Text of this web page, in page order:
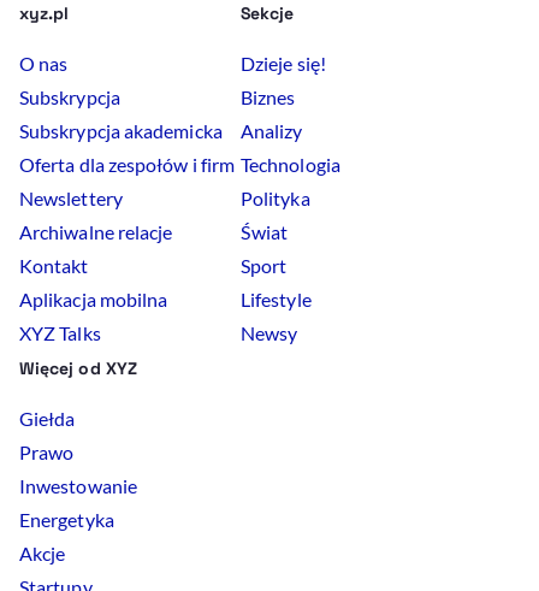
xyz.pl
O nas
Subskrypcja
Subskrypcja akademicka
Oferta dla zespołów i firm
Newslettery
Archiwalne relacje
Kontakt
Aplikacja mobilna
XYZ Talks
Sekcje
Dzieje się!
Biznes
Analizy
Technologia
Polityka
Świat
Sport
Lifestyle
Newsy
Więcej od XYZ
Giełda
Prawo
Inwestowanie
Energetyka
Akcje